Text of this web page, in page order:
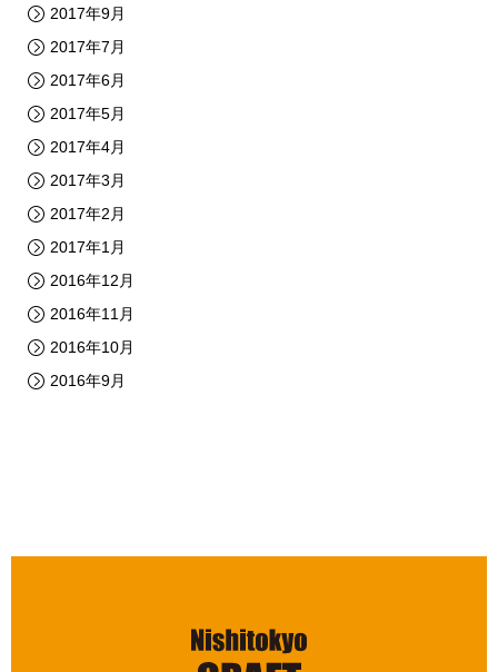
2017年9月
2017年7月
2017年6月
2017年5月
2017年4月
2017年3月
2017年2月
2017年1月
2016年12月
2016年11月
2016年10月
2016年9月